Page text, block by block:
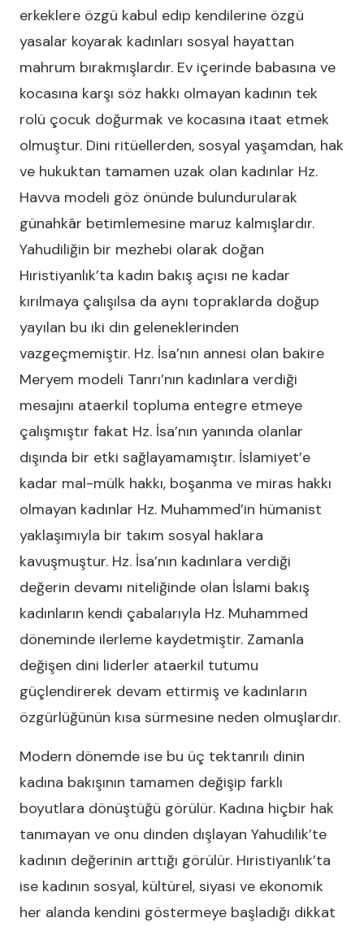
erkeklere özgü kabul edip kendilerine özgü
yasalar koyarak kadınları sosyal hayattan
mahrum bırakmışlardır. Ev içerinde babasına ve
kocasına karşı söz hakkı olmayan kadının tek
rolü çocuk doğurmak ve kocasına itaat etmek
olmuştur. Dini ritüellerden, sosyal yaşamdan, hak
ve hukuktan tamamen uzak olan kadınlar Hz.
Havva modeli göz önünde bulundurularak
günahkâr betimlemesine maruz kalmışlardır.
Yahudiliğin bir mezhebi olarak doğan
Hıristiyanlık’ta kadın bakış açısı ne kadar
kırılmaya çalışılsa da aynı topraklarda doğup
yayılan bu iki din geleneklerinden
vazgeçmemiştir. Hz. İsa’nın annesi olan bakire
Meryem modeli Tanrı’nın kadınlara verdiği
mesajını ataerkil topluma entegre etmeye
çalışmıştır fakat Hz. İsa’nın yanında olanlar
dışında bir etki sağlayamamıştır. İslamiyet’e
kadar mal-mülk hakkı, boşanma ve miras hakkı
olmayan kadınlar Hz. Muhammed’in hümanist
yaklaşımıyla bir takım sosyal haklara
kavuşmuştur. Hz. İsa’nın kadınlara verdiği
değerin devamı niteliğinde olan İslami bakış
kadınların kendi çabalarıyla Hz. Muhammed
döneminde ilerleme kaydetmiştir. Zamanla
değişen dini liderler ataerkil tutumu
güçlendirerek devam ettirmiş ve kadınların
özgürlüğünün kısa sürmesine neden olmuşlardır.
Modern dönemde ise bu üç tektanrılı dinin
kadına bakışının tamamen değişip farklı
boyutlara dönüştüğü görülür. Kadına hiçbir hak
tanımayan ve onu dinden dışlayan Yahudilik’te
kadının değerinin arttığı görülür. Hıristiyanlık’ta
ise kadının sosyal, kültürel, siyasi ve ekonomik
her alanda kendini göstermeye başladığı dikkat